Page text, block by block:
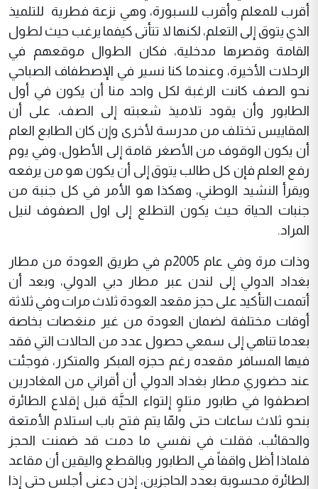
أقرب للمعلم وأقرب للسبورة، وهي نزعة فطرية للتلميذ
الذي يتوق إلى التعلم، لكنها لا تتأتى كيفما يرغب حيث لطول
القامة وقصرها مدخلية، فكان الطوال موقعهم في
الرحلات الأخيرة، وعندما كنا نسير في الإصطفاف الصباحي
نحو الصف كانت الرغبة لكل واحد منا أن يكون في أول
الطابور وأن يقود تلاميذ شعبته إلى الصف، على أن
المقاييس تختلف من مدرسة لأخرى وإن كان الطابع العام
أن يكون الوقوف من الأصغر قامة إلى الأطول، وفي يوم
رفع العلم فإن كل طالب يتوق إلى أن يكون هو من يرفعه
ويقرأ النشيد الوطني، وهكذا هو الأمر في كل جنبة من
جنبات الحياة حيث يكون التطلع إلى اول الصفوف لنيل
المراد.
وذات مرة وفي عام 2005م في طريق العودة من مطار
بغداد الدولي إلى لندن عبر مطار دبي الدولي، وبعد أن
أتممت التأكيد على حجز مقعد العودة ثلاث مرات وفي ثلاثة
أوقات مختلفة لضمان العودة من غير منغصات بخاصة
بعدما تناهي إلى سمعي حصول عدد من الحالات التي فقد
فيها المسافر مقعده رغم حجزه المبكر والمتكرر، فوجئت
عند حضوري مطار بغداد الدولي أن أقراني من المغادرين
اصطفوا في طابور متلوٍ إلتواء الحيَّة قبل إقلاع الطائرة
بنحو ثلاث ساعات حتى ولمّا يتم فتح باب استلام الأمتعة
والحقائب، فقلت في نفسي ما دمت قد ضمنت الحجز
فلماذا أظل واقفاً في الطابور وبالقطع واليقين أن مقاعد
الطائرة محسوبة بعدد الحاجزين، إذن دعني أجلس حتى إذا